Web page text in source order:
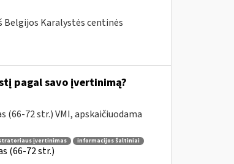
Karalystės centinės
pagal savo įvertinimą?
(66-72 str.) VMI, apskaičiuodama
įvertinimas informacijos šaltiniai
(66-72 str.)